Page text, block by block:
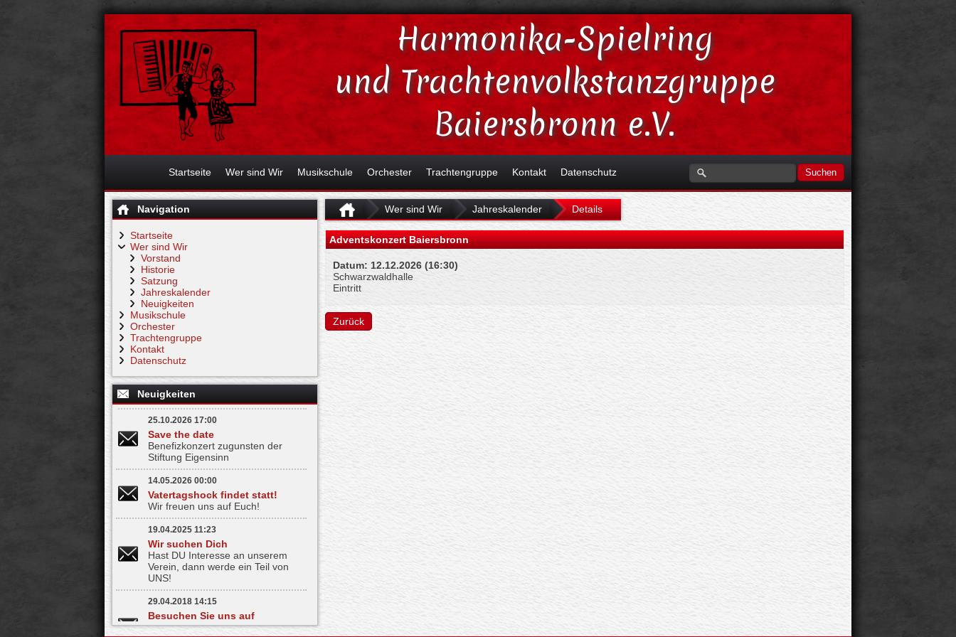
Harmonika-Spielring
und Trachtenvolkstanzgruppe
Baiersbronn e.V.
Suchen
Startseite Wer sind Wir Musikschule Orchester Trachtengruppe Kontakt Datenschutz
Wer sind Wir Jahreskalender Details
Adventskonzert Baiersbronn
Datum: 12.12.2026 (16:30)
Schwarzwaldhalle
Eintritt
Zurück
Navigation
Startseite
Wer sind Wir
Vorstand
Historie
Satzung
Jahreskalender
Neuigkeiten
Musikschule
Orchester
Trachtengruppe
Kontakt
Datenschutz
Neuigkeiten
25.10.2026 17:00
Save the date
Benefizkonzert zugunsten der
Stiftung Eigensinn
14.05.2026 00:00
Vatertagshock findet statt!
Wir freuen uns auf Euch!
19.04.2025 11:23
Wir suchen Dich
Hast DU Interesse an unserem
Verein, dann werde ein Teil von
UNS!
29.04.2018 14:15
Besuchen Sie uns auf
Facebook